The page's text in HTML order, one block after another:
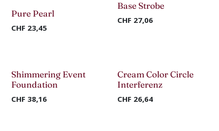
Pure Pearl
CHF 23,45
Base Strobe
CHF 27,06
Shimmering Event
Foundation
CHF 38,16
Cream Color Circle
Interferenz
CHF 26,64